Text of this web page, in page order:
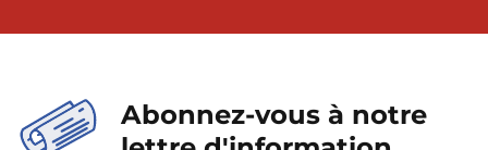
Abonnez-vous à notre